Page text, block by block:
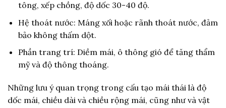
tông, xếp chồng, độ dốc 30-40 độ.
Hệ thoát nước: Máng xối hoặc rãnh thoát nước, đảm
bảo không thấm dột.
Phần trang trí: Diềm mái, ô thông gió để tăng thẩm
mỹ và độ thông thoáng.
Những lưu ý quan trọng trong cấu tạo mái thái là độ
dốc mái, chiều dài và chiều rộng mái, cũng như và vật